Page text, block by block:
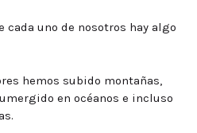
cada uno de nosotros hay algo
hemos subido montañas,
en océanos e incluso